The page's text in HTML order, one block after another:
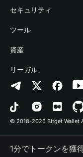
アカデミー
暗号資産ニュース
Help Center
お問い合わせ
ブランドリソース
キャリア
Stablecoin Earn
Payfi Crypto
Crypto Swap API
Altcoin Season Index
Prediction Markets
DApp
RWA
デベロッパー
ウォレットを接続
Bitget Wallet Pay
プロジェクトを掲載
セキュリティ
保護基金
セキュリティ技術
ツール
暗号資産を購入
認証検出
コントラクト検出
一括送金
資産
Arbitrum
Avalanche
Bitcoin
Polygon
リーガル
プライバシーポリシー
利用規約
© 2018-2026 Bitget Wallet
1分でトークンを獲